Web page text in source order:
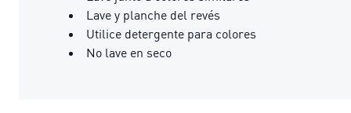
Lave y planche del revés
Utilice detergente para colores
No lave en seco